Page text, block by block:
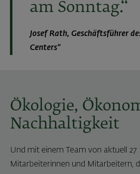
am Sonntag.“
Josef Rath, Geschäftsführer
Centers“
Ökologie,
Nachhaltigkeit
Und mit einem Team von aktuell 27
Mitarbeiterinnen und Mitarbeitern,